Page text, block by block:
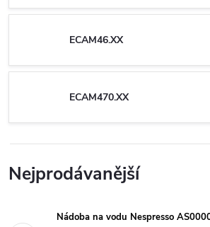
ECAM46.XX
ECAM470.XX
Nejprodávanější
Nádoba na vodu Nespresso